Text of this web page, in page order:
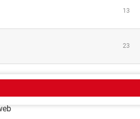
13
23
TEMA